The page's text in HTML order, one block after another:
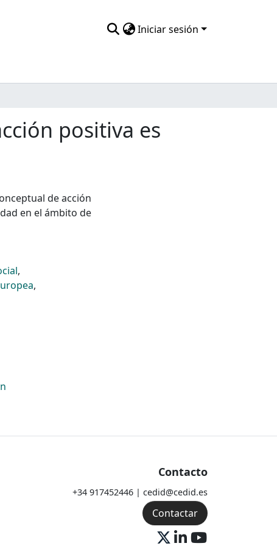
Iniciar sesión
positiva es
de acción
en el ámbito de
,
,
Contacto
+34 917452446 | cedid@cedid.es
Contactar